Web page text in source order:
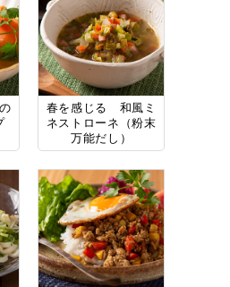
春を感じる 和風ミ
ネストローネ（粉末
万能だし）